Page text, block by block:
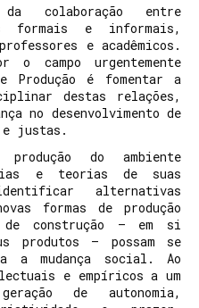
colaboração entre
formais e informais,
e acadêmicos.
o campo urgentemente
Produção é fomentar a
destas relações,
no desenvolvimento de
e justas.
do ambiente
e teorias de suas
alternativas
formas de produção
construção – em si
produtos – possam se
a mudança social. Ao
e empíricos a um
de autonomia,